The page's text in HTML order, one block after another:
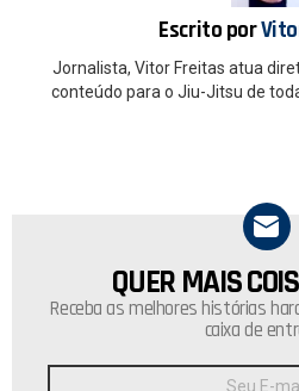
Escrito por
Jornalista, Vitor Freitas atua
conteúdo para o Jiu-Jitsu de
NEWSLETTER
QUER MAIS
Receba as melhores histórias
caixa de